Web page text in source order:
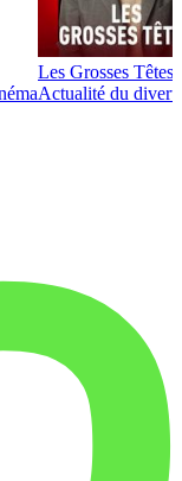
Les Grosses Têtes
Actualité du